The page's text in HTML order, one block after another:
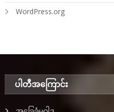
WordPress.org
ပါတီအ‌ကြောင်း